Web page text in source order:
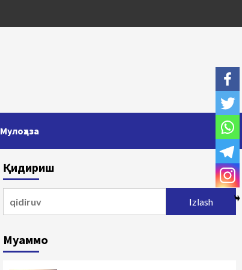
Мулоҳаза
Қидириш
Муаммо